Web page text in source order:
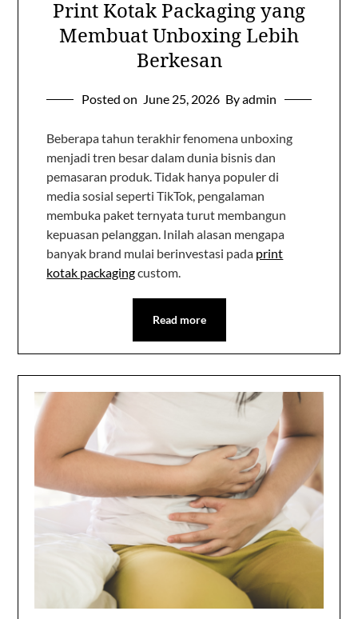
Print Kotak Packaging yang
Membuat Unboxing Lebih
Berkesan
Posted on June 25, 2026 By admin
Beberapa tahun terakhir fenomena unboxing
menjadi tren besar dalam dunia bisnis dan
pemasaran produk. Tidak hanya populer di
media sosial seperti TikTok, pengalaman
membuka paket ternyata turut membangun
kepuasan pelanggan. Inilah alasan mengapa
banyak brand mulai berinvestasi pada print
kotak packagingcustom.
Read more